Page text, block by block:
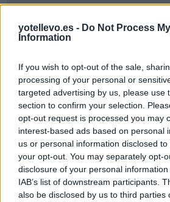
yotellevo.es - Do Not Process
Information
If you wish to opt-out of the sale,
processing of your personal or
targeted advertising by us, please use
section to confirm your selection.
opt-out request is processed you may
interest-based ads based on personal
us or personal information disclosed
your opt-out. You may separately opt-
disclosure of your personal
IAB’s list of downstream participants.
also be disclosed by us to third parties
Cómo ir desde
Valdeolmos-Alalpardo